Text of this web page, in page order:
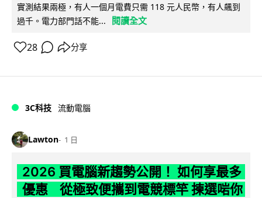
實測結果兩極，有人一個月電費只需 118 元人民幣，有人飆到
過千。電力部門話不能...
閱讀全文
28 分享
3C科技 流動電腦
Lawton 1 日
2026 買電腦新趨勢公開！ 如何享最多
優惠 從極致便攜到電競標竿 揀選啱你